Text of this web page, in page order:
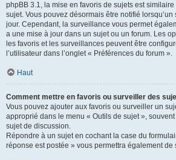
phpBB 3.1, la mise en favoris de sujets est similaire
sujet. Vous pouvez désormais être notifié
jour. Cependant, la surveillance vous permet
a une mise à jour dans un sujet ou un forum. Les
les favoris et les surveillances peuvent être
l’utilisateur dans l’onglet « Préférences du forum ».
Haut
Comment mettre en favoris ou surveiller des
Vous pouvez ajouter aux favoris ou surveiller un
approprié dans le menu « Outils de sujet »,
sujet de discussion.
Répondre à un sujet en cochant la case du
réponse est postée » vous permettra également de